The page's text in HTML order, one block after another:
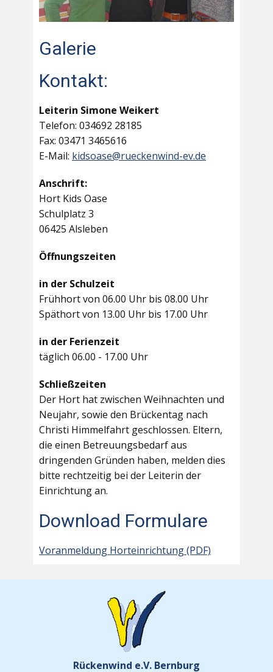
Galerie
Kontakt:
Leiterin Simone Weikert
Telefon: 034692 28185
Fax: 03471 3465616
E-Mail: kidsoase@rueckenwind-ev.de
Anschrift:
Hort Kids Oase
Schulplatz 3
06425 Alsleben
Öffnungszeiten
in der Schulzeit
Frühhort von 06.00 Uhr bis 08.00 Uhr
Späthort von 13.00 Uhr bis 17.00 Uhr
in der Ferienzeit
täglich 06.00 - 17.00 Uhr
Schließzeiten
Der Hort hat zwischen Weihnachten und
Neujahr, sowie den Brückentag nach
Christi Himmelfahrt geschlossen. Eltern,
die einen Betreuungsbedarf aus
dringenden Gründen haben, melden dies
bitte rechtzeitig bei der Leiterin der
Einrichtung an.
Download Formulare
Voranmeldung Horteinrichtung (PDF)
Rückenwind e.V. Bernburg